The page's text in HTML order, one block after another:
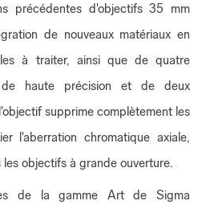
précédentes d'objectifs 35 mm
de nouveaux matériaux en
à traiter, ainsi que de quatre
de haute précision et de deux
supprime complètement les
l'aberration chromatique axiale,
objectifs à grande ouverture.
de la gamme Art de Sigma